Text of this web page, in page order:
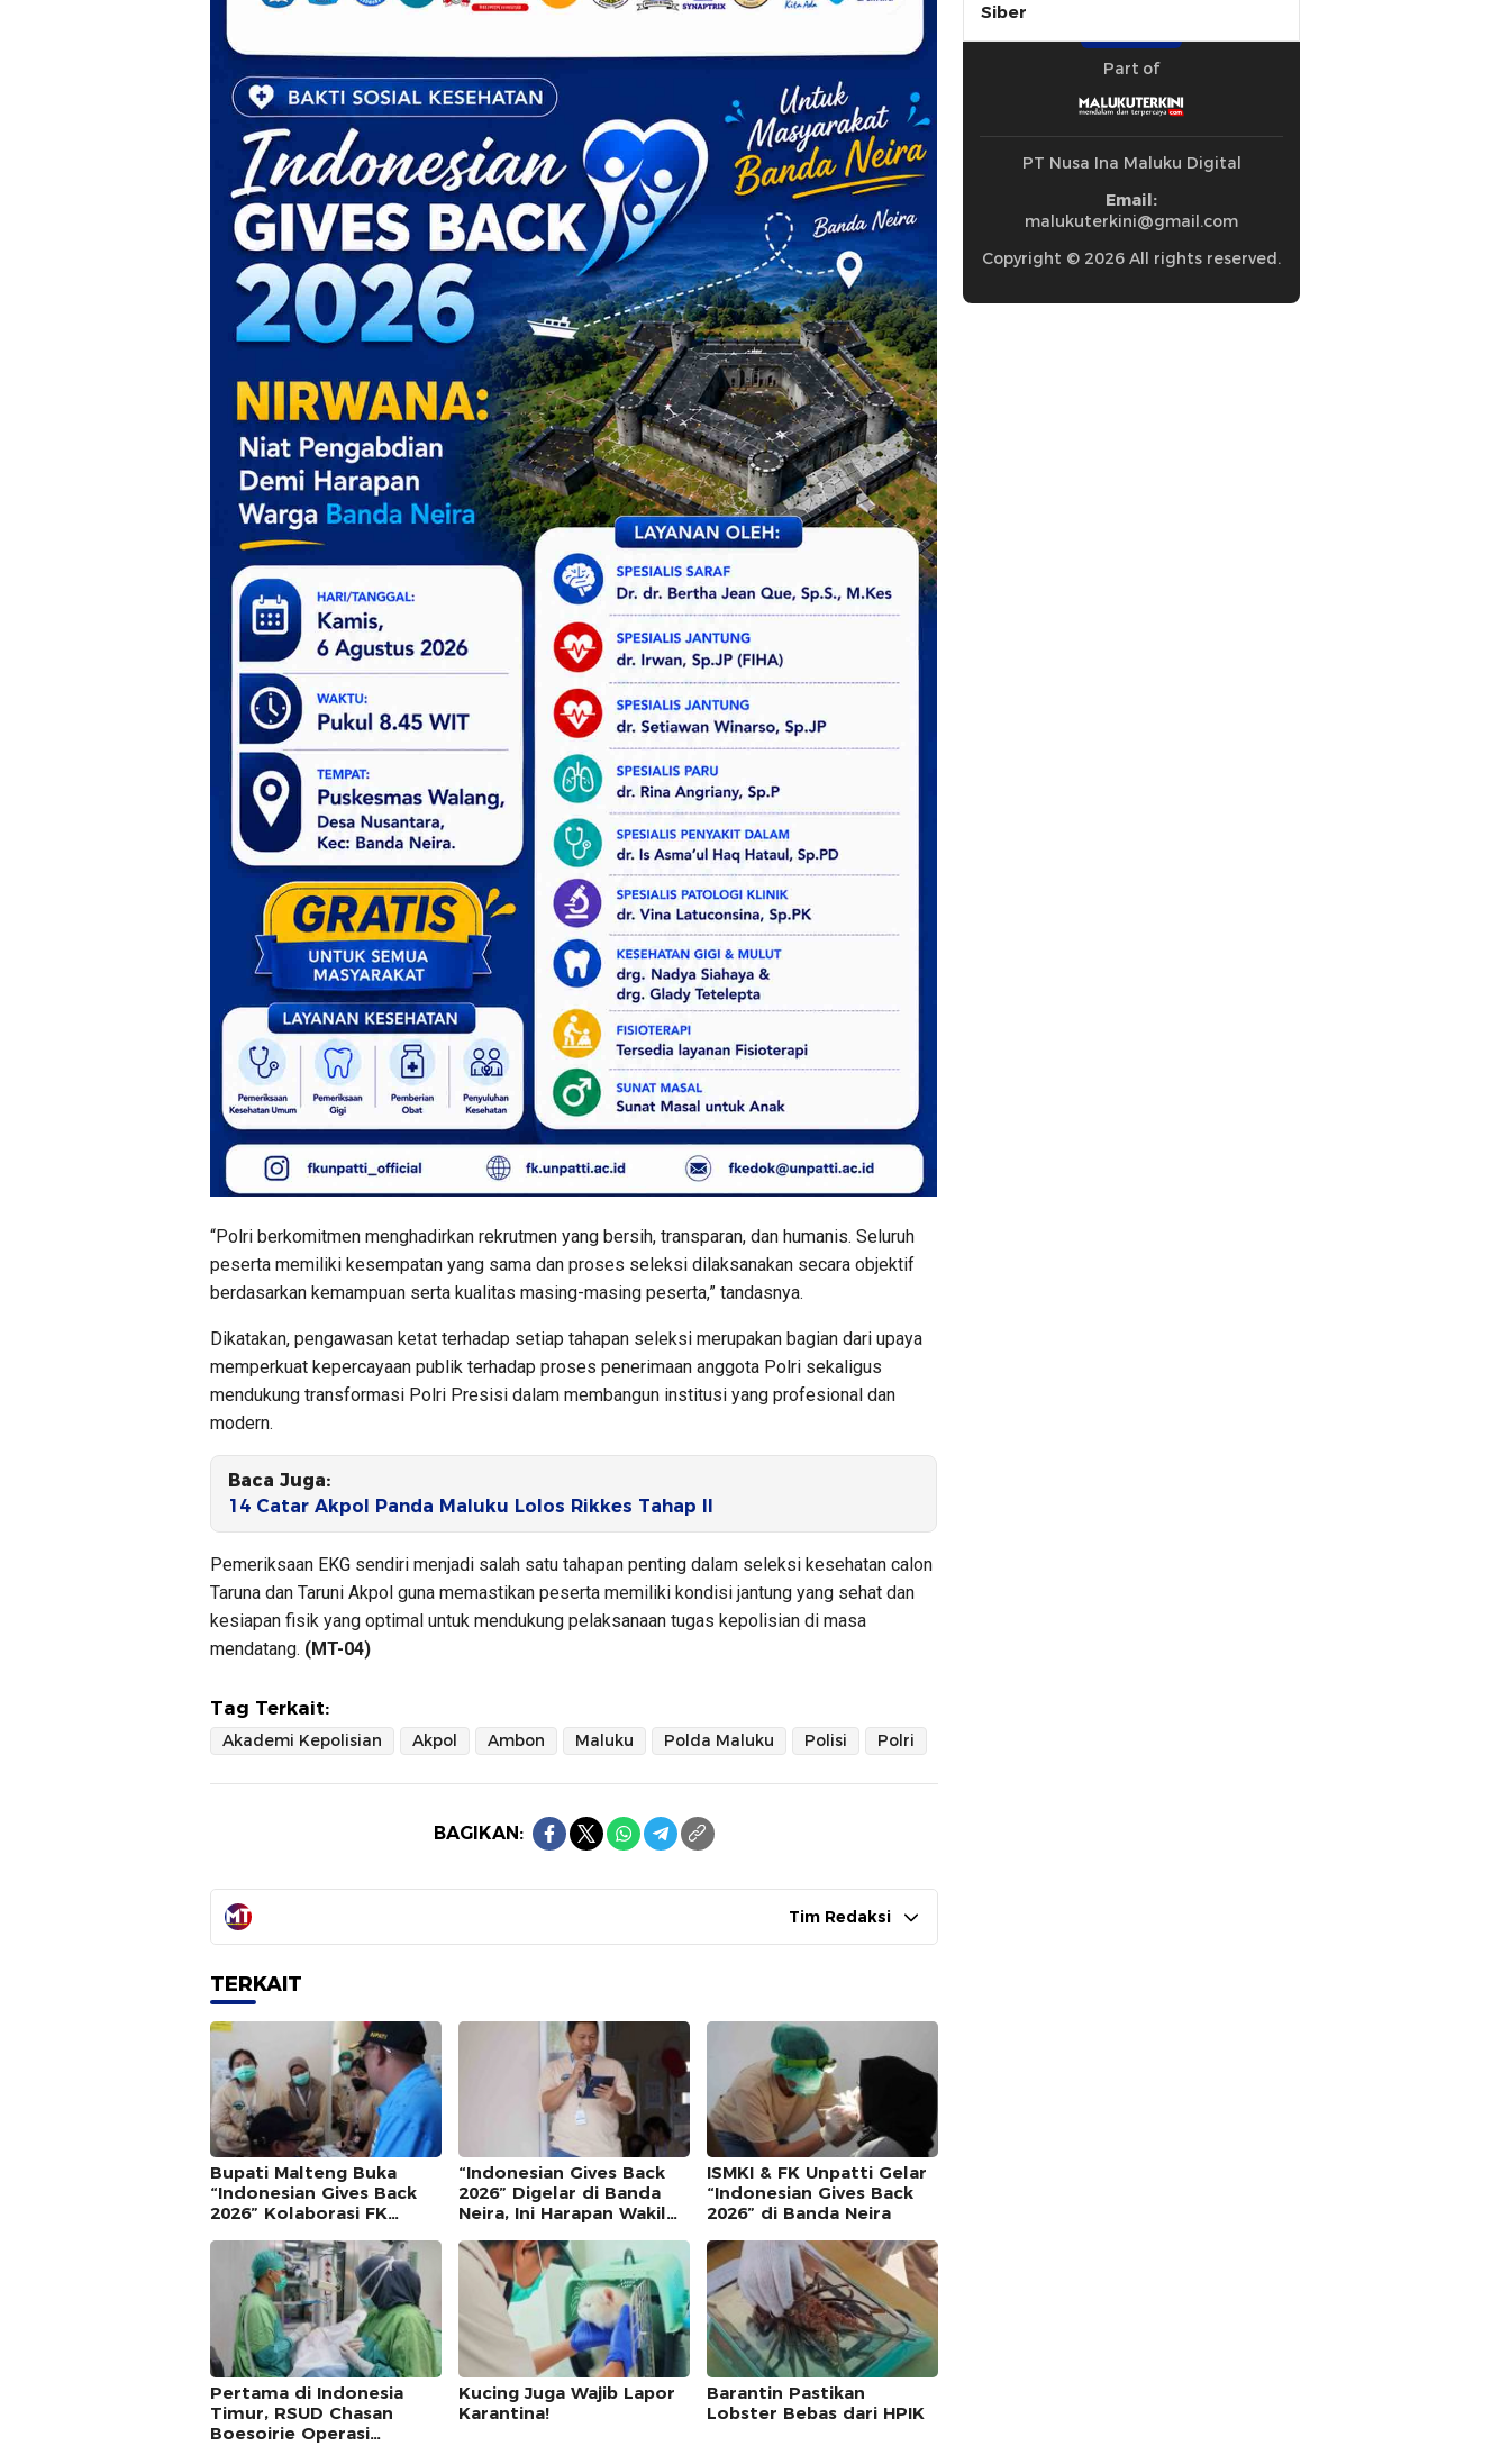
“Polri berkomitmen menghadirkan rekrutmen yang bersih, transparan, dan humanis. Seluruh
peserta memiliki kesempatan yang sama dan proses seleksi dilaksanakan secara objektif
berdasarkan kemampuan serta kualitas masing-masing peserta,” tandasnya.
Dikatakan, pengawasan ketat terhadap setiap tahapan seleksi merupakan bagian dari upaya
memperkuat kepercayaan publik terhadap proses penerimaan anggota Polri sekaligus
mendukung transformasi Polri Presisi dalam membangun institusi yang profesional dan
modern.
Baca Juga:
14 Catar Akpol Panda Maluku Lolos Rikkes Tahap II
Pemeriksaan EKG sendiri menjadi salah satu tahapan penting dalam seleksi kesehatan calon
Taruna dan Taruni Akpol guna memastikan peserta memiliki kondisi jantung yang sehat dan
kesiapan fisik yang optimal untuk mendukung pelaksanaan tugas kepolisian di masa
mendatang. (MT-04)
Tag Terkait:
Akademi Kepolisian Akpol Ambon Maluku Polda Maluku Polisi Polri
BAGIKAN:
Tim Redaksi
TERKAIT
Bupati Malteng Buka
“Indonesian Gives Back
2026” Kolaborasi FK
Neira
“Indonesian Gives Back
2026” Digelar di Banda
Neira, Ini Harapan Wakil
ISMKI & FK Unpatti Gelar
“Indonesian Gives Back
2026” di Banda Neira
Pertama di Indonesia
Timur, RSUD Chasan
Boesoirie Operasi
Kucing Juga Wajib Lapor
Karantina!
Barantin Pastikan
Lobster Bebas dari HPIK
Siber
Part of
PT Nusa Ina Maluku Digital
Email:
malukuterkini@gmail.com
Copyright © 2026 All rights reserved.